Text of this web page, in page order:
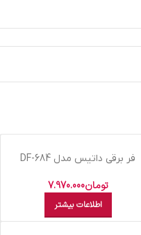
موجودی
فر برقی داتیس مدل DF-684
تومان7.970.000
اطلاعات بیشتر